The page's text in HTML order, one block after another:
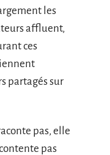
les
affluent,
ces
partagés sur
pas, elle
pas